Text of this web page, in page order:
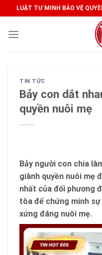
to
content
LUẬT TƯ MINH BẢO VỆ
TIN TỨC
Bảy con dắt
quyền nuôi mẹ
Bảy người con chia
giành quyền nuôi mẹ
nhất của đối phương
tòa để chứng minh
xứng đáng nuôi mẹ.